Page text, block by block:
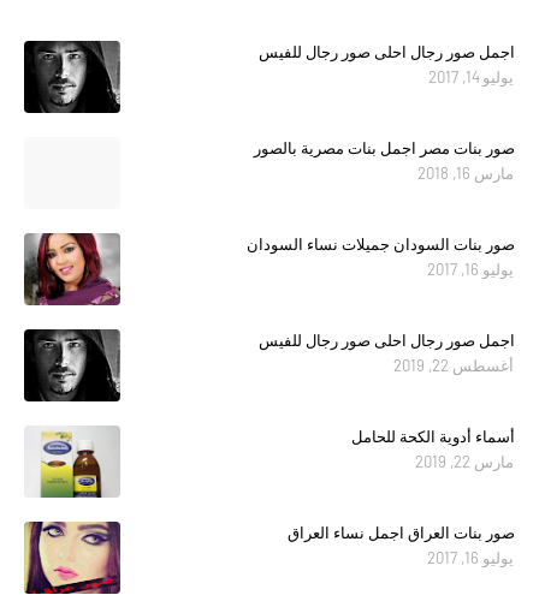
اجمل صور رجال احلى صور رجال للفيس
يوليو 14, 2017
صور بنات مصر اجمل بنات مصرية بالصور
مارس 16, 2018
صور بنات السودان جميلات نساء السودان
يوليو 16, 2017
اجمل صور رجال احلى صور رجال للفيس
أغسطس 22, 2019
أسماء أدوية الكحة للحامل
مارس 22, 2019
صور بنات العراق اجمل نساء العراق
يوليو 16, 2017